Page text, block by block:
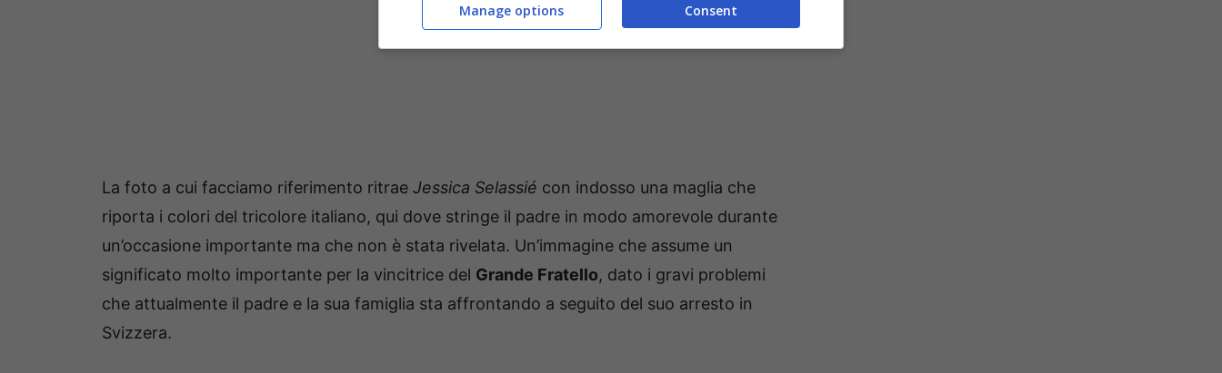
La foto a cui facciamo riferimento ritrae Jessica Selassié con indosso una maglia che
riporta i colori del tricolore italiano, qui dove stringe il padre in modo amorevole durante
un’occasione importante ma che non è stata rivelata. Un’immagine che assume un
significato molto importante per la vincitrice del Grande Fratello, dato i gravi problemi
che attualmente il padre e la sua famiglia sta affrontando a seguito del suo arresto in
Svizzera.
Consent
Manage options